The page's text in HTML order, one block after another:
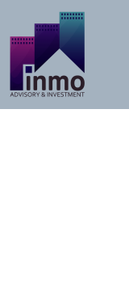
contenido